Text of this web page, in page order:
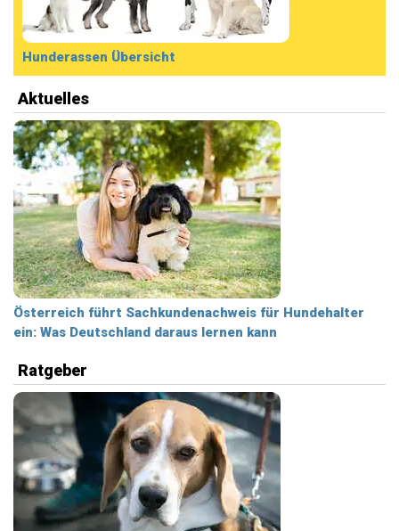
Hunderassen Übersicht
Aktuelles
Österreich führt Sachkundenachweis für Hundehalter
ein: Was Deutschland daraus lernen kann
Ratgeber